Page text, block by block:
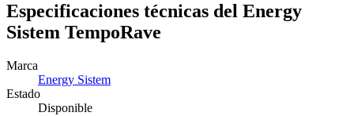
Especificaciones técnicas del Energy
Sistem TempoRave
Marca
Energy Sistem
Estado
Disponible